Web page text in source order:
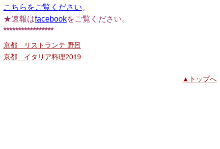
こちらをご覧ください。
★速報はfacebookをご覧ください。
*****************
京都 リストランテ 野呂
京都 イタリア料理2019
▲トップへ